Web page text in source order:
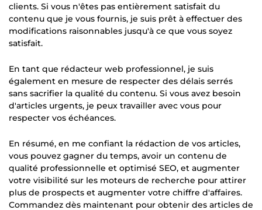
clients. Si vous n'êtes pas entièrement satisfait du
contenu que je vous fournis, je suis prêt à effectuer des
modifications raisonnables jusqu'à ce que vous soyez
satisfait.
En tant que rédacteur web professionnel, je suis
également en mesure de respecter des délais serrés
sans sacrifier la qualité du contenu. Si vous avez besoin
d'articles urgents, je peux travailler avec vous pour
respecter vos échéances.
En résumé, en me confiant la rédaction de vos articles,
vous pouvez gagner du temps, avoir un contenu de
qualité professionnelle et optimisé SEO, et augmenter
votre visibilité sur les moteurs de recherche pour attirer
plus de prospects et augmenter votre chiffre d'affaires.
Commandez dès maintenant pour obtenir des articles de